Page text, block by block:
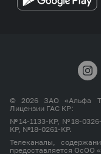
© 2026 ЗАО «Альфа
Лицензии ГАС КР:
№14-1133-КР, №18-
КР, №18-0261-КР.
Телеканалы,
предоставляется ОсОО